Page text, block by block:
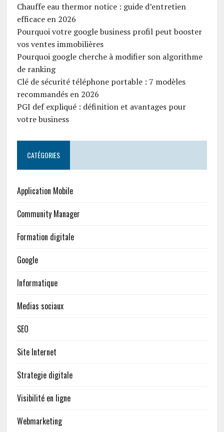
Chauffe eau thermor notice : guide d’entretien
efficace en 2026
Pourquoi votre google business profil peut booster
vos ventes immobilières
Pourquoi google cherche à modifier son algorithme
de ranking
Clé de sécurité téléphone portable : 7 modèles
recommandés en 2026
PGI def expliqué : définition et avantages pour
votre business
CATÉGORIES
Application Mobile
Community Manager
Formation digitale
Google
Informatique
Medias sociaux
SEO
Site Internet
Strategie digitale
Visibilité en ligne
Webmarketing